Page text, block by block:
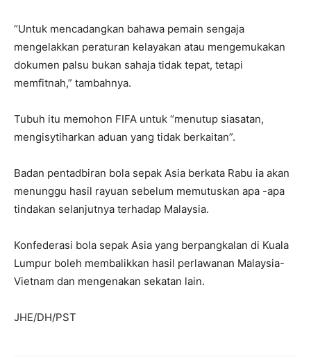
“Untuk mencadangkan bahawa pemain sengaja
mengelakkan peraturan kelayakan atau mengemukakan
dokumen palsu bukan sahaja tidak tepat, tetapi
memfitnah,” tambahnya.
Tubuh itu memohon FIFA untuk “menutup siasatan,
mengisytiharkan aduan yang tidak berkaitan”.
Badan pentadbiran bola sepak Asia berkata Rabu ia akan
menunggu hasil rayuan sebelum memutuskan apa -apa
tindakan selanjutnya terhadap Malaysia.
Konfederasi bola sepak Asia yang berpangkalan di Kuala
Lumpur boleh membalikkan hasil perlawanan Malaysia-
Vietnam dan mengenakan sekatan lain.
JHE/DH/PST